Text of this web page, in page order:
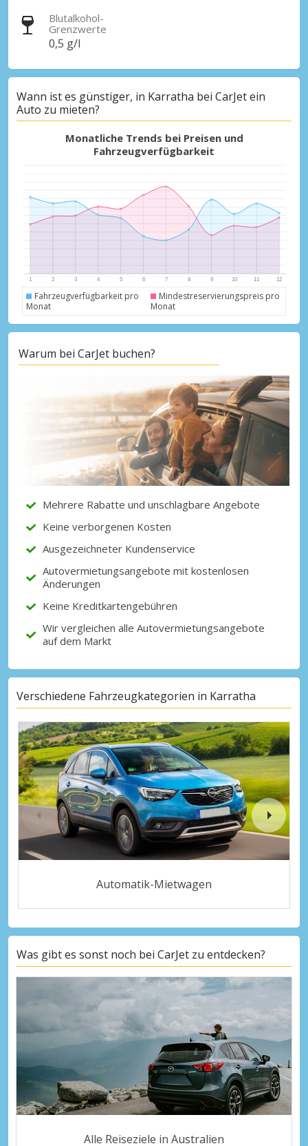
Top-Ersparnisses
Erhalten Sie Zugang zu exklusiven
Partnerangeboten
Mit eLink anmelden
Blutalkohol-
Grenzwerte
0,5 g/l
Wann ist es günstiger, in Karratha bei CarJet ein
Auto zu mieten?
Monatliche Trends bei Preisen und
Fahrzeugverfügbarkeit
Fahrzeugverfügbarkeit pro
Monat
Mindestreservierungspreis pro
Monat
Warum bei CarJet buchen?
Mehrere Rabatte und unschlagbare Angebote
Keine verborgenen Kosten
Ausgezeichneter Kundenservice
Autovermietungsangebote mit kostenlosen
Änderungen
Keine Kreditkartengebühren
Wir vergleichen alle Autovermietungsangebote
auf dem Markt
Verschiedene Fahrzeugkategorien in Karratha
Automatik-Mietwagen
Was gibt es sonst noch bei CarJet zu entdecken?
Alle Reiseziele in Australien